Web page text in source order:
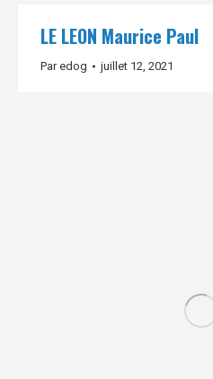
LE LEON Maurice Paul
Paredog juillet 12, 2021